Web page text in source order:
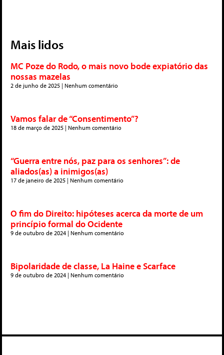
Mais lidos
MC Poze do Rodo, o mais novo bode expiatório das
nossas mazelas
2 de junho de 2025 Nenhum comentário
Vamos falar de “Consentimento”?
18 de março de 2025 Nenhum comentário
“Guerra entre nós, paz para os senhores”: de
aliados(as) a inimigos(as)
17 de janeiro de 2025 Nenhum comentário
O fim do Direito: hipóteses acerca da morte de um
princípio formal do Ocidente
9 de outubro de 2024 Nenhum comentário
Bipolaridade de classe, La Haine e Scarface
9 de outubro de 2024 Nenhum comentário